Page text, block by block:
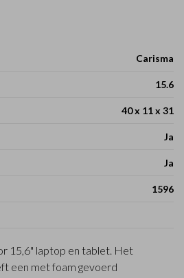
Carisma
15.6
40 x 11 x 31
Ja
Ja
1596
15,6" laptop en tablet. Het
een met foam gevoerd